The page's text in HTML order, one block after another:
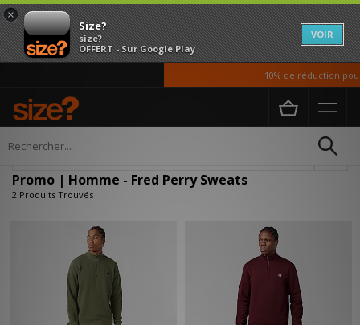
×
Size?
size?
OFFERT - Sur Google Play
VOIR
10% de réduction
Accueil Homme
Promo | Homme - Fred Perry Sweats
2 Produits Trouvés